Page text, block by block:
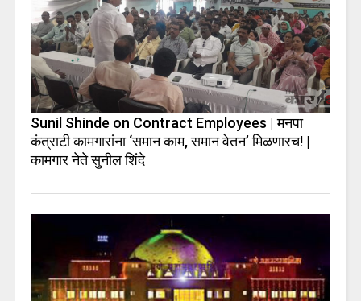
Sunil Shinde on Contract Employees | मनपा
कंत्राटी कामगारांना ‘समान काम, समान वेतन’ मिळणारच! |
कामगार नेते सुनील शिंदे